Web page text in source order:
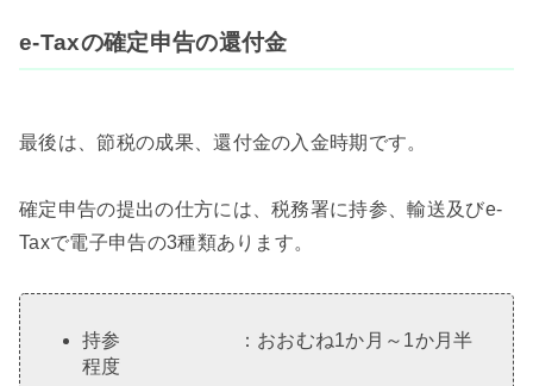
e-Taxの確定申告の還付金
最後は、節税の成果、還付金の入金時期です。
確定申告の提出の仕方には、税務署に持参、輸送及びe-
Taxで電子申告の3種類あります。
持参 ：おおむね1か月～1か月半
程度